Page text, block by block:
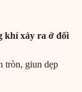
khí xảy ra ở đối
giun dẹp